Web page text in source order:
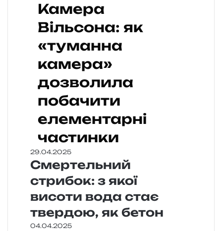
Камера
Вільсона: як
«туманна
камера»
дозволила
побачити
елементарні
частинки
29.04.2025
Смертельний
стрибок: з якої
висоти вода стає
твердою, як бетон
04.04.2025